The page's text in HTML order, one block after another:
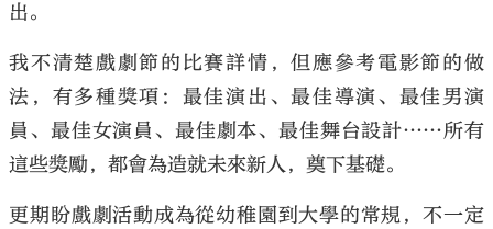
出。
我不清楚戲劇節的比賽詳情，但應參考電影節的做
法，有多種獎項：最佳演出、最佳導演、最佳男演
員、最佳女演員、最佳劇本、最佳舞台設計……所有
這些獎勵，都會為造就未來新人，奠下基礎。
更期盼戲劇活動成為從幼稚園到大學的常規，不一定